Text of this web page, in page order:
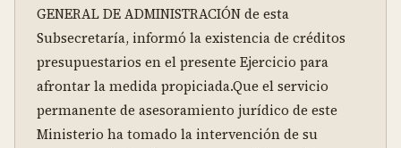
GENERAL DE ADMINISTRACIÓN de esta
Subsecretaría, informó la existencia de créditos
presupuestarios en el presente Ejercicio para
afrontar la medida propiciada.Que el servicio
permanente de asesoramiento jurídico de este
Ministerio ha tomado la intervención de su